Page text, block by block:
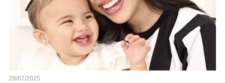
28/07/2025